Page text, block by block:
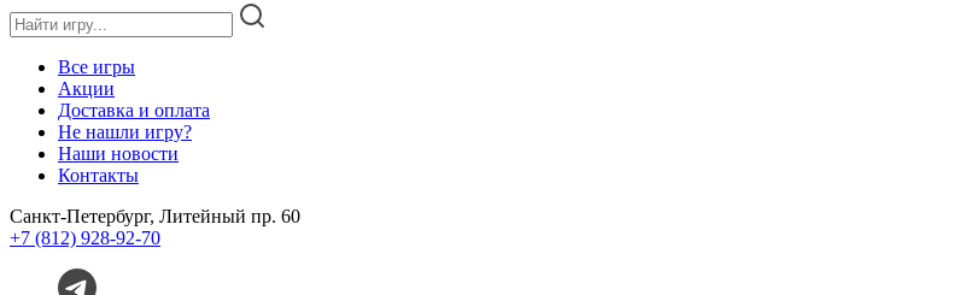
Все игры
Акции
Доставка и оплата
Не нашли игру?
Наши новости
Контакты
Санкт-Петербург, Литейный пр. 60
+7 (812) 928-92-70